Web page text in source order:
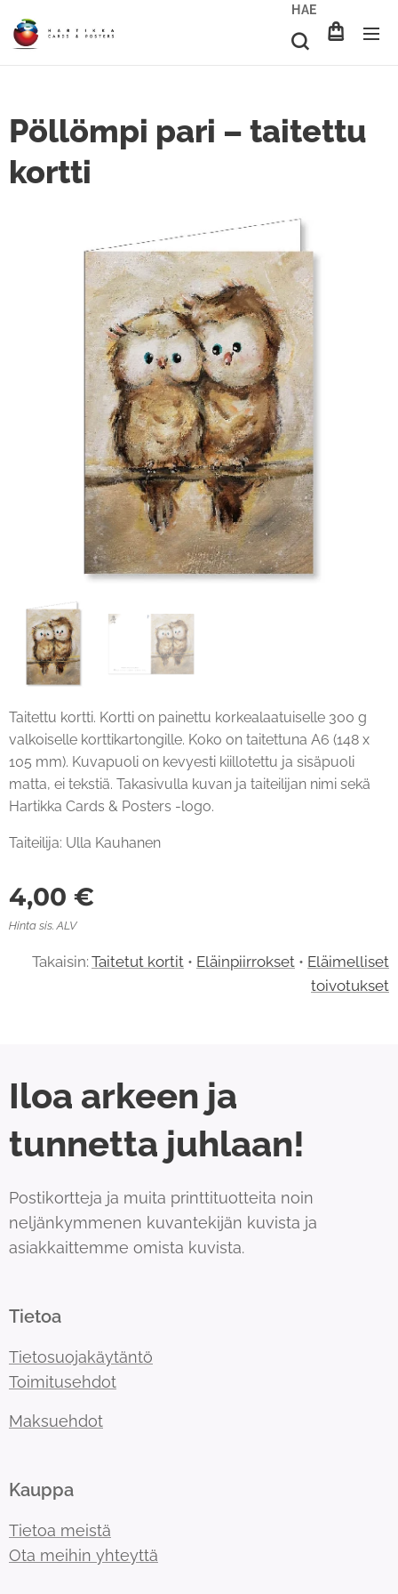
HAE
Pöllömpi pari – taitettu
kortti
Taitettu kortti. Kortti on painettu korkealaatuiselle 300 g
valkoiselle korttikartongille. Koko on taitettuna A6 (148 x
105 mm). Kuvapuoli on kevyesti kiillotettu ja sisäpuoli
matta, ei tekstiä. Takasivulla kuvan ja taiteilijan nimi sekä
Hartikka Cards & Posters -logo.
Taiteilija: Ulla Kauhanen
4,00 €
Hinta sis. ALV
Takaisin: Taitetut kortit • Eläinpiirrokset • Eläimelliset
toivotukset
Iloa arkeen ja
tunnetta juhlaan!
Postikortteja ja muita printtituotteita noin
neljänkymmenen kuvantekijän kuvista ja
asiakkaittemme omista kuvista.
Tietoa
Tietosuojakäytäntö
Toimitusehdot
Maksuehdot
Kauppa
Tietoa meistä
Ota meihin yhteyttä